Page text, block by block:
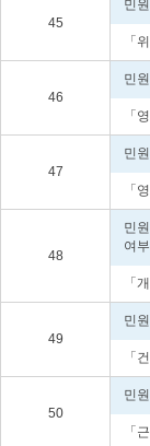
45
민
「
46
민
「
47
민
「
48
민
여
「
49
민
「
50
민
「